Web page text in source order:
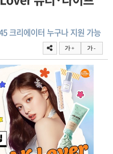
크리에이터 누구나 지원 가능
가 + 가 -